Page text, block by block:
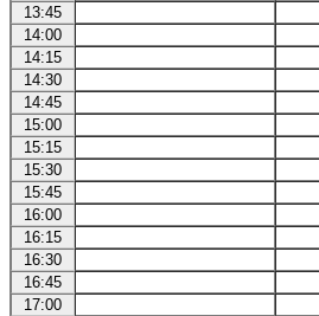
13:45
14:00
14:15
14:30
14:45
15:00
15:15
15:30
15:45
16:00
16:15
16:30
16:45
17:00